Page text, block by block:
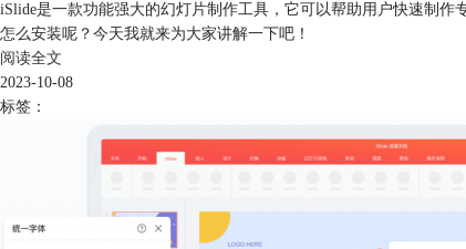
iSlide是一款功能强大的幻灯片制作工具，它可以帮助用户快速制作
怎么安装呢？今天我就来为大家讲解一下吧！
阅读全文
2023-10-08
标签：